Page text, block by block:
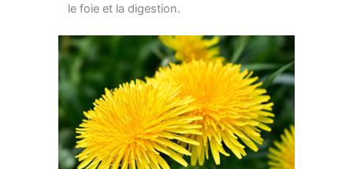
le foie et la digestion.